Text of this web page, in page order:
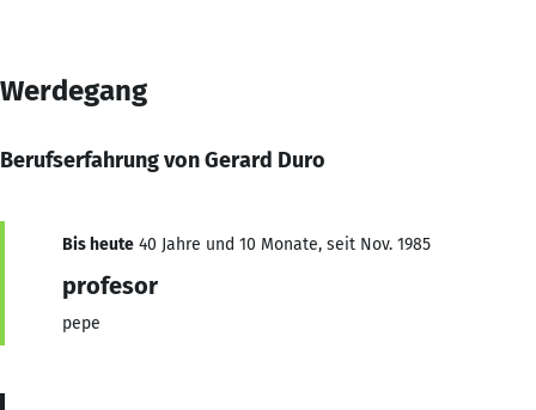
Werdegang
Berufserfahrung von Gerard Duro
Bis heute 40 Jahre und 10 Monate, seit Nov. 1985
profesor
pepe